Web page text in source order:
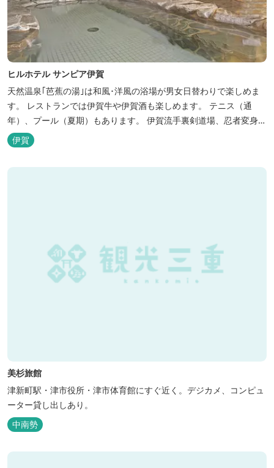
ヒルホテル サンピア伊賀
天然温泉｢芭蕉の湯｣は和風･洋風の浴場が男女日替わりで楽しめま
す。 レストランでは伊賀牛や伊賀酒も楽しめます。 テニス（通
年）、プール（夏期）もあります。 伊賀流手裏剣道場、忍者変身処
を常設しております。 ★ＨＰが新しくなりました！
http://www.hh-sunpia-iga.co.jp ※日替わりランチ、日替わり薬湯
などがタイムリーにチェックできます。
伊賀
美杉旅館
津新町駅・津市役所・津市体育館にすぐ近く。デジカメ、コンピュ
ーター貸し出しあり。
中南勢